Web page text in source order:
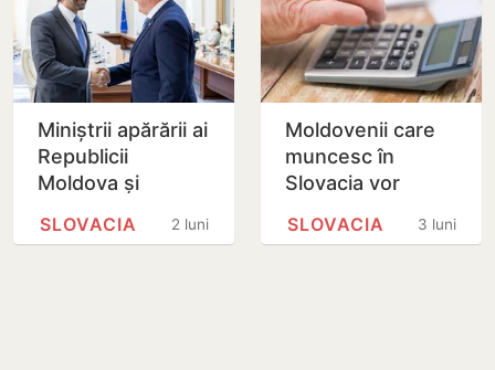
Miniștrii apărării ai
Republicii
Moldova și
la Chișinău
2 luni
SLOVACIA
Moldovenii care
muncesc în
Slovacia vor
de pensii
3 luni
SLOVACIA